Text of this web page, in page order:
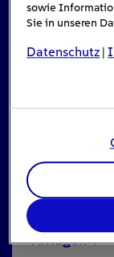
Anlagen
sowie
Sie in unseren
Datenschutz |